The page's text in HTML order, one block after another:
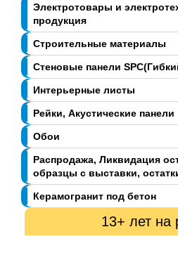
Электротовары и
продукция
Строительные материалы
Стеновые панели
Интерьерные листы
Рейки, Акустические панели
Обои
Распродажа, Ликвидация
образцы с выставки,
Керамогранит под бетон
13+ лет на